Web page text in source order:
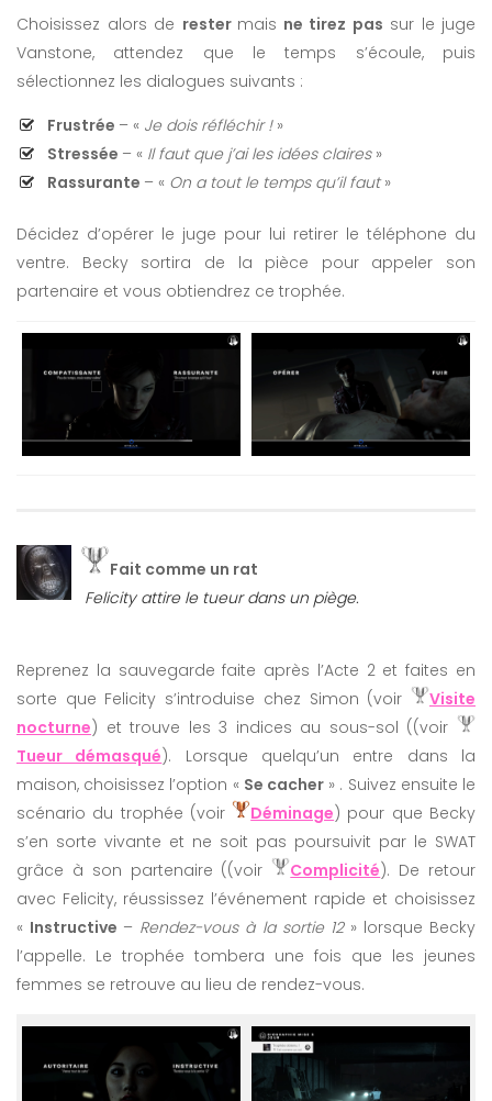
Choisissez alors de rester mais ne tirez pas sur le juge
Vanstone, attendez que le temps s’écoule, puis
sélectionnez les dialogues suivants :
Frustrée – « Je dois réfléchir !»
Stressée – « Il faut que j’ai les idées claires»
Rassurante – « On a tout le temps qu’il faut»
Décidez d’opérer le juge pour lui retirer le téléphone du
ventre. Becky sortira de la pièce pour appeler son
partenaire et vous obtiendrez ce trophée.
Fait comme un rat
Felicity attire le tueur dans un piège.
Reprenez la sauvegarde faite après l’Acte 2 et faites en
sorte que Felicity s’introduise chez Simon (voir
Visite
nocturne) et trouve les 3 indices au sous-sol ((voir
Tueur démasqué). Lorsque quelqu’un entre dans la
maison, choisissez l’option « Se cacher » . Suivez ensuite le
scénario du trophée (voir
Déminage) pour que Becky
s’en sorte vivante et ne soit pas poursuivit par le SWAT
grâce à son partenaire ((voir
Complicité). De retour
avec Felicity, réussissez l’événement rapide et choisissez
« Instructive – Rendez-vous à la sortie 12» lorsque Becky
l’appelle. Le trophée tombera une fois que les jeunes
femmes se retrouve au lieu de rendez-vous.